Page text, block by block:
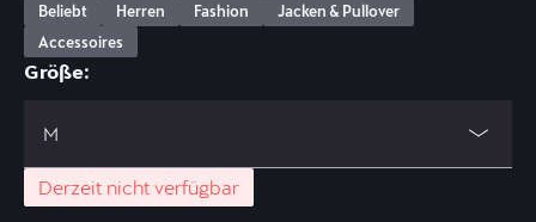
Beliebt Herren Fashion
Jacken & Pullover
Accessoires
Größe:
M
Derzeit nicht verfügbar